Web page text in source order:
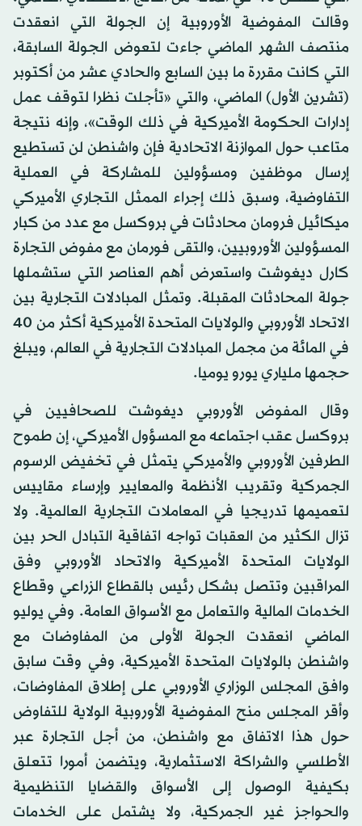
وقالت المفوضية الأوروبية إن الجولة التي انعقدت
منتصف الشهر الماضي جاءت لتعوض الجولة السابقة،
التي كانت مقررة ما بين السابع والحادي عشر من أكتوبر
(تشرين الأول) الماضي، والتي «تأجلت نظرا لتوقف عمل
إدارات الحكومة الأميركية في ذلك الوقت»، وإنه نتيجة
متاعب حول الموازنة الاتحادية فإن واشنطن لن تستطيع
إرسال موظفين ومسؤولين للمشاركة في العملية
التفاوضية، وسبق ذلك إجراء الممثل التجاري الأميركي
ميكائيل فرومان محادثات في بروكسل مع عدد من كبار
المسؤولين الأوروبيين، والتقى فورمان مع مفوض التجارة
كارل ديغوشت واستعرض أهم العناصر التي ستشملها
جولة المحادثات المقبلة. وتمثل المبادلات التجارية بين
الاتحاد الأوروبي والولايات المتحدة الأميركية أكثر من 40
في المائة من مجمل المبادلات التجارية في العالم، ويبلغ
حجمها ملياري يورو يوميا.
وقال المفوض الأوروبي ديغوشت للصحافيين في
بروكسل عقب اجتماعه مع المسؤول الأميركي، إن طموح
الطرفين الأوروبي والأميركي يتمثل في تخفيض الرسوم
الجمركية وتقريب الأنظمة والمعايير وإرساء مقاييس
لتعميمها تدريجيا في المعاملات التجارية العالمية. ولا
تزال الكثير من العقبات تواجه اتفاقية التبادل الحر بين
الولايات المتحدة الأميركية والاتحاد الأوروبي وفق
المراقبين وتتصل بشكل رئيس بالقطاع الزراعي وقطاع
الخدمات المالية والتعامل مع الأسواق العامة. وفي يوليو
الماضي انعقدت الجولة الأولى من المفاوضات مع
واشنطن بالولايات المتحدة الأميركية، وفي وقت سابق
وافق المجلس الوزاري الأوروبي على إطلاق المفاوضات،
وأقر المجلس منح المفوضية الأوروبية الولاية للتفاوض
حول هذا الاتفاق مع واشنطن، من أجل التجارة عبر
الأطلسي والشراكة الاستثمارية، ويتضمن أمورا تتعلق
بكيفية الوصول إلى الأسواق والقضايا التنظيمية
والحواجز غير الجمركية، ولا يشتمل على الخدمات